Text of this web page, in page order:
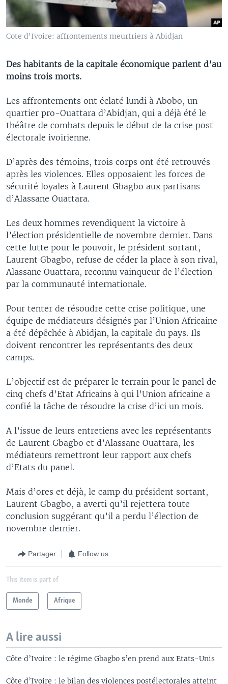
Cote d'Ivoire: affrontements meurtriers à Abidjan
Des habitants de la capitale économique parlent d’au
moins trois morts.
Les affrontements ont éclaté lundi à Abobo, un
quartier pro-Ouattara d’Abidjan, qui a déjà été le
théâtre de combats depuis le début de la crise post
électorale ivoirienne.
D’après des témoins, trois corps ont été retrouvés
après les violences. Elles opposaient les forces de
sécurité loyales à Laurent Gbagbo aux partisans
d’Alassane Ouattara.
Les deux hommes revendiquent la victoire à
l’élection présidentielle de novembre dernier. Dans
cette lutte pour le pouvoir, le président sortant,
Laurent Gbagbo, refuse de céder la place à son rival,
Alassane Ouattara, reconnu vainqueur de l’élection
par la communauté internationale.
Pour tenter de résoudre cette crise politique, une
équipe de médiateurs désignés par l’Union Africaine
a été dépêchée à Abidjan, la capitale du pays. Ils
doivent rencontrer les représentants des deux
camps.
L’objectif est de préparer le terrain pour le panel de
cinq chefs d’Etat Africains à qui l’Union africaine a
confié la tâche de résoudre la crise d’ici un mois.
A l’issue de leurs entretiens avec les représentants
de Laurent Gbagbo et d’Alassane Ouattara, les
médiateurs remettront leur rapport aux chefs
d’Etats du panel.
Mais d’ores et déjà, le camp du président sortant,
Laurent Gbagbo, a averti qu’il rejettera toute
conclusion suggérant qu’il a perdu l’élection de
novembre dernier.
Partager Follow us
This item is part of
Monde Afrique
A lire aussi
Côte d’Ivoire : le régime Gbagbo s’en prend aux Etats-Unis
Côte d’Ivoire : le bilan des violences postélectorales atteint